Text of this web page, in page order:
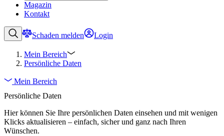
Magazin
Kontakt
Schaden melden Login
Mein Bereich
Persönliche Daten
Mein Bereich
Persönliche Daten
Hier können Sie Ihre persönlichen Daten einsehen und mit wenigen
Klicks aktualisieren – einfach, sicher und ganz nach Ihren
Wünschen.